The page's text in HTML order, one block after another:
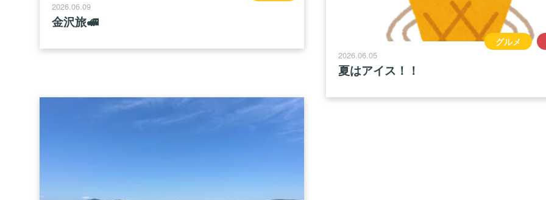
2026.06.09
金沢旅🚅
2026.06.05
夏はアイス！！
グルメ